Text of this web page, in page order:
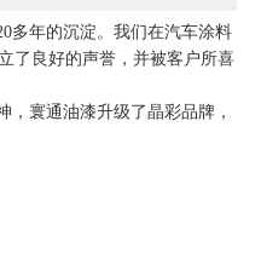
多年的沉淀。我们在汽车涂料
了良好的声誉，并被客户所喜
，寰通油漆升级了晶彩品牌，